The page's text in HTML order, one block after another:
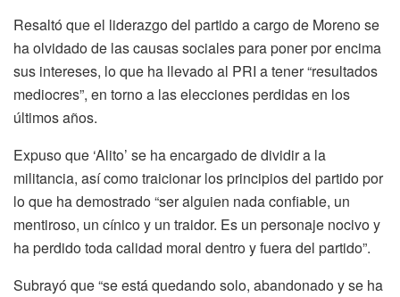
Resaltó que el liderazgo del partido a cargo de Moreno se
ha olvidado de las causas sociales para poner por encima
sus intereses, lo que ha llevado al PRI a tener “resultados
mediocres”, en torno a las elecciones perdidas en los
últimos años.
Expuso que ‘Alito’ se ha encargado de dividir a la
militancia, así como traicionar los principios del partido por
lo que ha demostrado “ser alguien nada confiable, un
mentiroso, un cínico y un traidor. Es un personaje nocivo y
ha perdido toda calidad moral dentro y fuera del partido”.
Subrayó que “se está quedando solo, abandonado y se ha